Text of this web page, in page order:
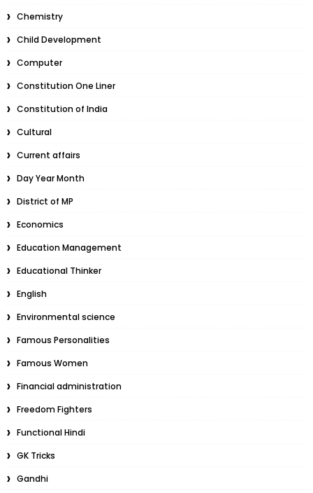
Chemistry
Child Development
Computer
Constitution One Liner
Constitution of India
Cultural
Current affairs
Day Year Month
District of MP
Economics
Education Management
Educational Thinker
English
Environmental science
Famous Personalities
Famous Women
Financial administration
Freedom Fighters
Functional Hindi
GK Tricks
Gandhi